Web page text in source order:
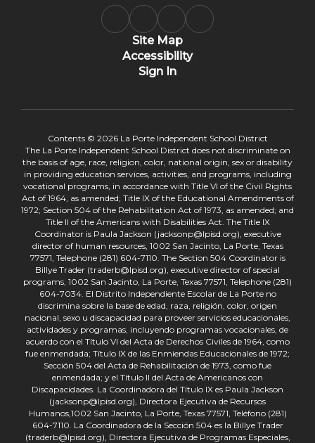
Site Map
Accessibility
Sign In
Contents © 2026 La Porte Independent School District
The La Porte Independent School District does not discriminate on
the basis of age, race, religion, color, national origin, sex or disability
in providing education services, activities, and programs, including
vocational programs, in accordance with Title VI of the Civil Rights
Act of 1964, as amended; Title IX of the Educational Amendments of
1972; Section 504 of the Rehabilitation Act of 1973, as amended; and
Title II of the Americans with Disabilities Act. The Title IX
Coordinator is Paula Jackson (jacksonp@lpisd.org), executive
director of human resources, 1002 San Jacinto, La Porte, Texas
77571, Telephone (281) 604-7110. The Section 504 Coordinator is
Billye Trader (traderb@lpisd.org), executive director of special
programs, 1002 San Jacinto, La Porte, Texas 77571, Telephone (281)
604-7034. El Distrito Independiente Escolar de La Porte no
discrimina sobre la base de edad, raza, religión, color, origen
nacional, sexo u discapacidad para proveer servicios educacionales,
actividades y programas, incluyendo programas vocacionales, de
acuerdo con el Título VI del Acta de Derechos Civiles de 1964, como
fue enmendada; Título IX de las Enmiendas Educacionales de 1972;
Sección 504 del Acta de Rehabilitación de 1973, como fue
enmendada; y el Título II del Acta de Americanos con
Discapacidades. La Coordinadora del Título IX es Paula Jackson
(jacksonp@lpisd.org), Directora Ejecutiva de Recursos
Humanos,1002 San Jacinto, La Porte, Texas 77571, Teléfono (281)
604-7110. La Coordinadora de la Sección 504 es la Billye Trader
(traderb@lpisd.org), Directora Ejecutiva de Programas Especiales,